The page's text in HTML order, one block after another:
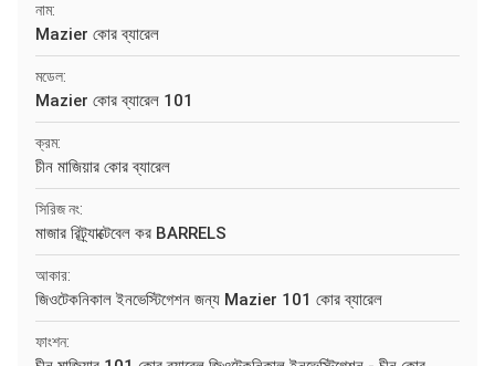
নাম:
Mazier কোর ব্যারেল
মডেল:
Mazier কোর ব্যারেল 101
ক্রম:
চীন মাজিয়ার কোর ব্যারেল
সিরিজ নং:
মাজার রিট্র্যাক্টেবেল কর BARRELS
আকার:
জিওটেকনিকাল ইনভেস্টিগেশন জন্য Mazier 101 কোর ব্যারেল
ফাংশন: